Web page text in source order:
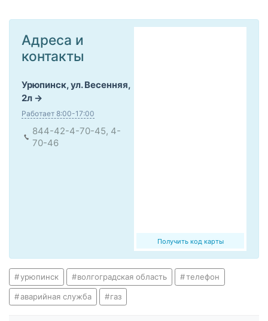
Получить код карты
Адреса и
контакты
Урюпинск, ул. Весенняя,
2л
Работает 8:00-17:00
844-42-4-70-45, 4-
70-46
урюпинск волгоградская область телефон
аварийная служба газ